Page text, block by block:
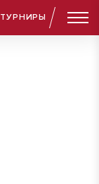
ТУРНИРЫ